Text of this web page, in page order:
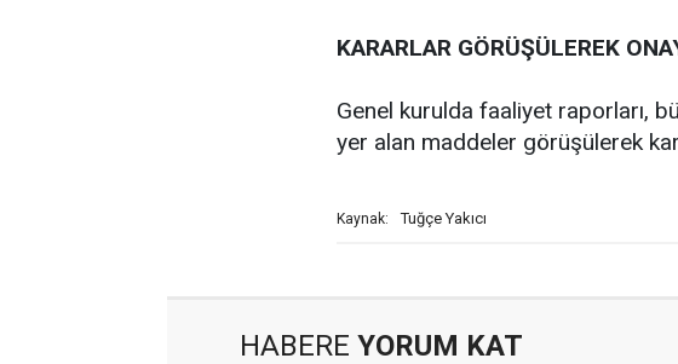
KARARLAR GÖRÜŞÜLEREK
Genel kurulda faaliyet raporları,
yer alan maddeler görüşülerek
Kaynak: Tuğçe Yakıcı
HABERE YORUM KAT